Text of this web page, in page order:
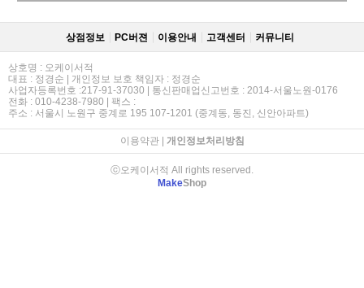
상점정보 PC버젼 이용안내 고객센터 커뮤니티
상호명 : 오케이서적
대표 : 정경순 | 개인정보 보호 책임자 : 정경순
사업자등록번호 :217-91-37030 | 통신판매업신고번호 : 2014-서울노원-0176
전화 : 010-4238-7980 | 팩스 :
주소 : 서울시 노원구 중계로 195 107-1201 (중계동, 동진, 신안아파트)
이용약관| 개인정보처리방침
ⓒ오케이서적 All rights reserved.
MakeShop